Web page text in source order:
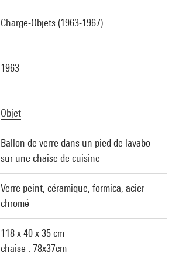
Charge-Objets (1963-1967)
1963
Objet
Ballon de verre dans un pied de lavabo
sur une chaise de cuisine
Verre peint, céramique, formica, acier
chromé
118 x 40 x 35 cm
chaise : 78x37cm